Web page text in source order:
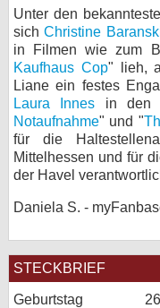
Unter den
sichChristine
in Filmen wie zum
Kaufhaus Cop" lieh,
Liane ein festes
Laura Innes in den
Notaufnahme" und "
für die
Mittelhessen und für
der Havel
Daniela S. -
STECKBRIEF
Geburtstag